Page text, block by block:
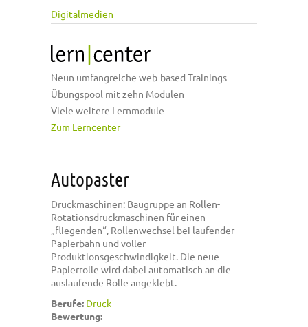
Digitalmedien
Neun umfangreiche web-based Trainings
Übungspool mit zehn Modulen
Viele weitere Lernmodule
Zum Lerncenter
Autopaster
Druckmaschinen: Baugruppe an Rollen-
Rotationsdruckmaschinen für einen
„fliegenden“, Rollenwechsel bei laufender
Papierbahn und voller
Produktionsgeschwindigkeit. Die neue
Papierrolle wird dabei automatisch an die
auslaufende Rolle angeklebt.
Berufe: Druck
Bewertung: